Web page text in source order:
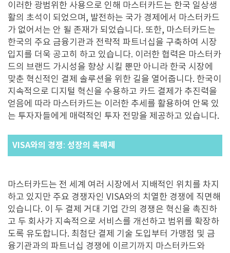
이러한 광범위한 사용으로 인해 마스터카드는 한국 일상생
활의 초석이 되었으며 , 발전하는 국가 경제에서 마스터카드
가 없어서는 안 될 존재가 되었습니다. 또한, 마스터카드는
한국의 주요 금융기관과 전략적 파트너십을 구축하여 시장
입지를 더욱 공고히 하고 있습니다. 이러한 협력은 마스터카
드의 브랜드 가시성을 향상 시킬 뿐만 아니라 한국 시장에
맞춘 혁신적인 결제 솔루션을 위한 길을 열어줍니다. 한국이
지속적으로 디지털 혁신을 수용하고 카드 결제가 추진력을
얻음에 따라 마스터카드는 이러한 추세를 활용하여 안목 있
는 투자자들에게 매력적인 투자 전망을 제공하고 있습니다.
VISA와의 경쟁: 성장의 촉매제
마스터카드는 전 세계 여러 시장에서 지배적인 위치를 차지
하고 있지만 주요 경쟁자인 VISA와의 치열한 경쟁에 직면해
있습니다. 이 두 결제 거대 기업 간의 경쟁은 혁신을 촉진하
고 두 회사가 지속적으로 서비스를 개선하고 범위를 확장하
도록 유도합니다. 최첨단 결제 기술 도입부터 가맹점 및 금
융기관과의 파트너십 경쟁에 이르기까지 마스터카드와